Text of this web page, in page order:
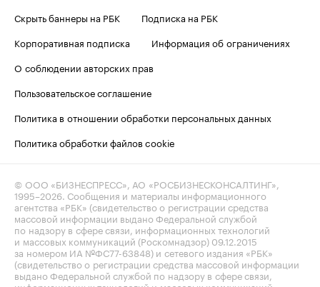
Скрыть баннеры на РБК
Подписка на РБК
Корпоративная подписка
Информация об ограничениях
О соблюдении авторских прав
Пользовательское соглашение
Политика в отношении обработки персональных данных
Политика обработки файлов cookie
© ООО «БИЗНЕСПРЕСС», АО «РОСБИЗНЕСКОНСАЛТИНГ»,
1995–2026 . Сообщения и материалы информационного
агентства «РБК» (свидетельство о регистрации средства
массовой информации выдано Федеральной службой
по надзору в сфере связи, информационных технологий
и массовых коммуникаций (Роскомнадзор) 09.12.2015
за номером ИА №ФС77-63848) и сетевого издания «РБК»
(свидетельство о регистрации средства массовой информации
выдано Федеральной службой по надзору в сфере связи,